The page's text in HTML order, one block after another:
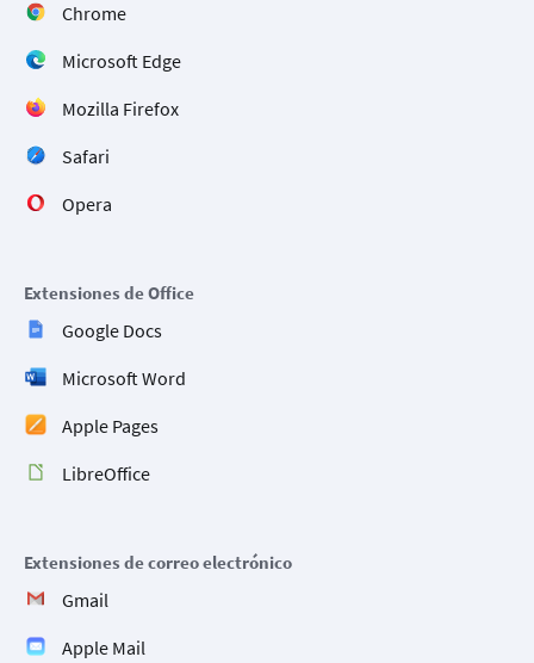
Chrome
Microsoft Edge
Mozilla Firefox
Safari
Opera
Extensiones de Office
Google Docs
Microsoft Word
Apple Pages
LibreOffice
Extensiones de correo electrónico
Gmail
Apple Mail